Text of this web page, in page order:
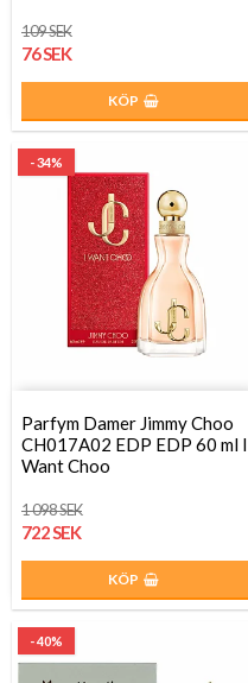
109 SEK
76 SEK
KÖP
- 34%
Parfym Damer Jimmy Choo
CH017A02 EDP EDP 60 ml I
Want Choo
1 098 SEK
722 SEK
KÖP
- 40%